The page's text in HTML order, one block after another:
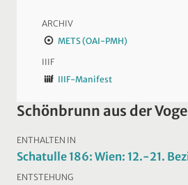
ARCHIV
METS (OAI-PMH)
IIIF
IIIF-Manifest
Schönbrunn aus der
ENTHALTEN IN
Schatulle 186: Wien: 12.-21.
ENTSTEHUNG